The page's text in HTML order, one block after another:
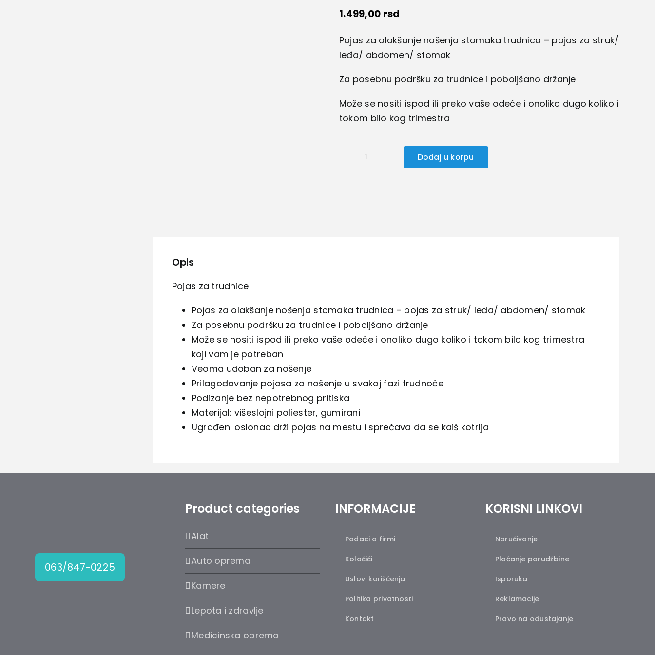
1.499,00 rsd
Pojas za olakšanje nošenja stomaka trudnica – pojas za struk/
leđa/ abdomen/ stomak
Za posebnu podršku za trudnice i poboljšano držanje
Može se nositi ispod ili preko vaše odeće i onoliko dugo koliko i
tokom bilo kog trimestra
Pojas
Dodaj u korpu
Opis
Pojas za trudnice
Pojas za olakšanje nošenja stomaka trudnica – pojas za struk/ leđa/ abdomen/ stomak
Za posebnu podršku za trudnice i poboljšano držanje
Može se nositi ispod ili preko vaše odeće i onoliko dugo koliko i tokom bilo kog trimestra
koji vam je potreban
Veoma udoban za nošenje
Prilagođavanje pojasa za nošenje u svakoj fazi trudnoće
Podizanje bez nepotrebnog pritiska
Materijal: višeslojni poliester, gumirani
Ugrađeni oslonac drži pojas na mestu i sprečava da se kaiš kotrlja
063/847-0225
Product categories
Alat
Auto oprema
Kamere
Lepota i zdravlje
Medicinska oprema
INFORMACIJE
Podaci o firmi
Kolačići
Uslovi korišćenja
Politika privatnosti
Kontakt
KORISNI LINKOVI
Naručivanje
Plaćanje porudžbine
Isporuka
Reklamacije
Pravo na odustajanje